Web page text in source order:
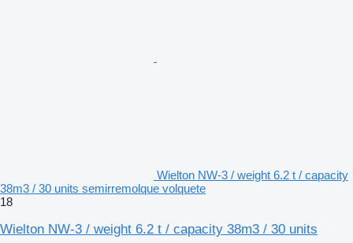
Wielton NW-3 / weight 6.2 t / capacity
38m3 / 30 units semirremolque volquete
18
Wielton NW-3 / weight 6.2 t / capacity 38m3 / 30 units